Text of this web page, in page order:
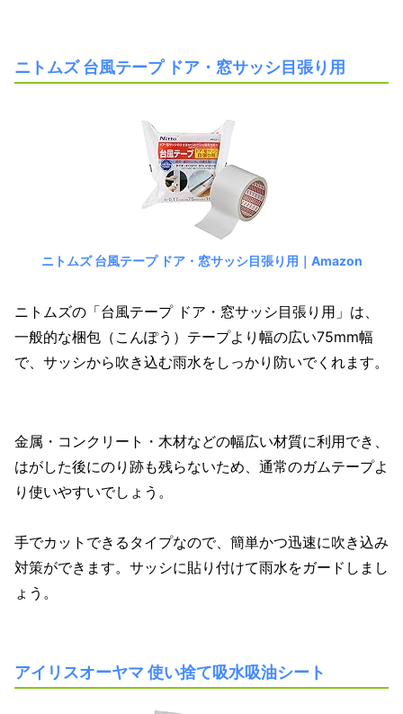
ニトムズ 台風テープ ドア・窓サッシ目張り用
ニトムズ 台風テープ ドア・窓サッシ目張り用｜Amazon
ニトムズの「台風テープ ドア・窓サッシ目張り用」は、
一般的な梱包（こんぽう）テープより幅の広い75mm幅
で、サッシから吹き込む雨水をしっかり防いでくれます。
金属・コンクリート・木材などの幅広い材質に利用でき、
はがした後にのり跡も残らないため、通常のガムテープよ
り使いやすいでしょう。
手でカットできるタイプなので、簡単かつ迅速に吹き込み
対策ができます。サッシに貼り付けて雨水をガードしまし
ょう。
アイリスオーヤマ 使い捨て吸水吸油シート